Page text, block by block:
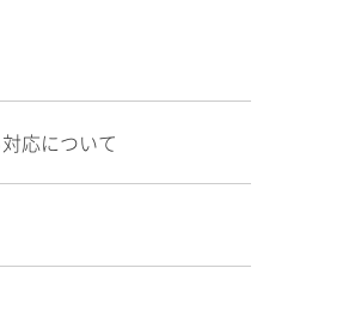
応について